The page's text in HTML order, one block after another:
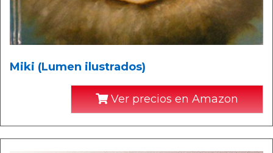
Miki (Lumen ilustrados)
Ver precios en Amazon